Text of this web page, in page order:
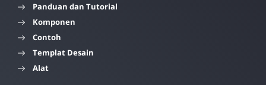
Panduan dan Tutorial
Komponen
Contoh
Templat Desain
Alat